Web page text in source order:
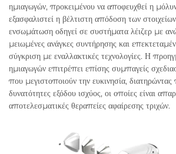
ημιαγωγών, προκειμένου να αποφευχθεί η
εξασφαλιστεί η βέλτιστη απόδοση των
ενσωμάτωση οδηγεί σε συστήματα λέιζερ με
μειωμένες ανάγκες συντήρησης και
σύγκριση με εναλλακτικές τεχνολογίες. Η
ημιαγωγών επιτρέπει επίσης συμπαγείς
που μεγιστοποιούν την ευκινησία,
δυνατότητες εξόδου ισχύος, οι οποίες είναι
αποτελεσματικές θεραπείες αφαίρεσης τριχών.